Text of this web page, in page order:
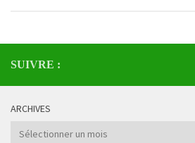
SUIVRE :
ARCHIVES
Archives